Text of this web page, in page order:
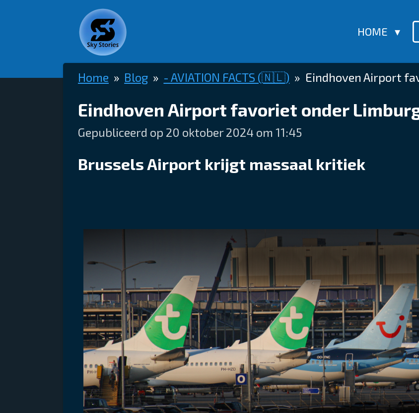
HOME
Home » Blog » - AVIATION FACTS (🇳🇱) » Eindhoven Airport
Eindhoven Airport favoriet onder
Gepubliceerd op 20 oktober 2024 om 11:45
Brussels Airport krijgt massaal kritiek